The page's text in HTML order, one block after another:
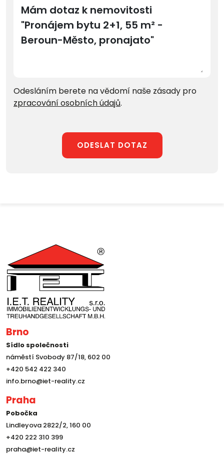
Odesláním berete na vědomí naše zásady pro
zpracování osobních údajů.
ODESLAT DOTAZ
Brno
Sídlo společnosti
náměstí Svobody 87/18, 602 00
+420 542 422 340
info.brno@iet-reality.cz
Praha
Pobočka
Lindleyova 2822/2, 160 00
+420 222 310 399
praha@iet-reality.cz